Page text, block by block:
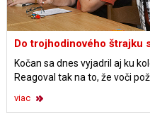
Do trojhodinového štrajku
Kočan sa dnes vyjadril aj ku
Reagoval tak na to, že voči
viac